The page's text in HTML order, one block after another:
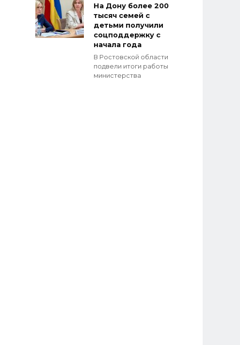
На Дону более 200
тысяч семей с
детьми получили
соцподдержку с
начала года
В Ростовской области
подвели итоги работы
министерства